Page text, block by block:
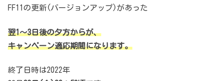
FF11の更新(バージョンアップ)があった
翌1～3日後の夕方からが、
キャンペーン適応期間になります。
終了日時は2022年